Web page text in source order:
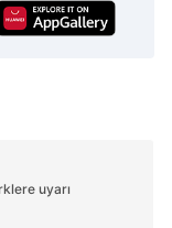
uyarı